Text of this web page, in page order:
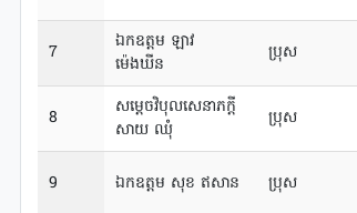
7
ឯកឧត្តម ឡាវ
ម៉េងឃីន
ប្រុស
8
សម្តេចវិបុលសេនាភក្តី
សាយ ឈុំ
ប្រុស
9 ឯកឧត្តម សុខ ឥសាន ប្រុស